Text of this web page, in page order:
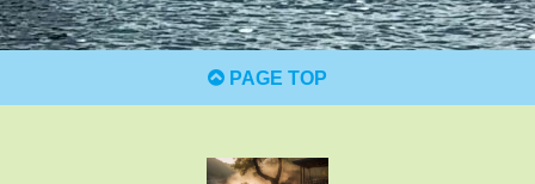
PAGE TOP